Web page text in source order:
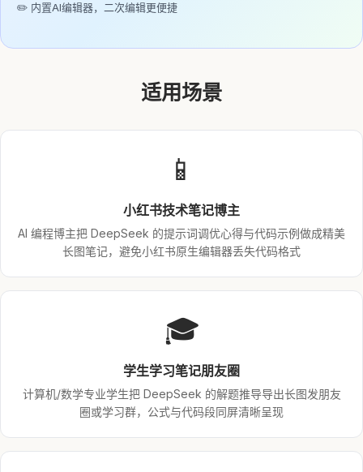
✏️ 内置AI编辑器，二次编辑更便捷
适用场景
📱
小红书技术笔记博主
AI 编程博主把 DeepSeek 的提示词调优心得与代码示例做成精美
长图笔记，避免小红书原生编辑器丢失代码格式
🎓
学生学习笔记朋友圈
计算机/数学专业学生把 DeepSeek 的解题推导导出长图发朋友
圈或学习群，公式与代码段同屏清晰呈现